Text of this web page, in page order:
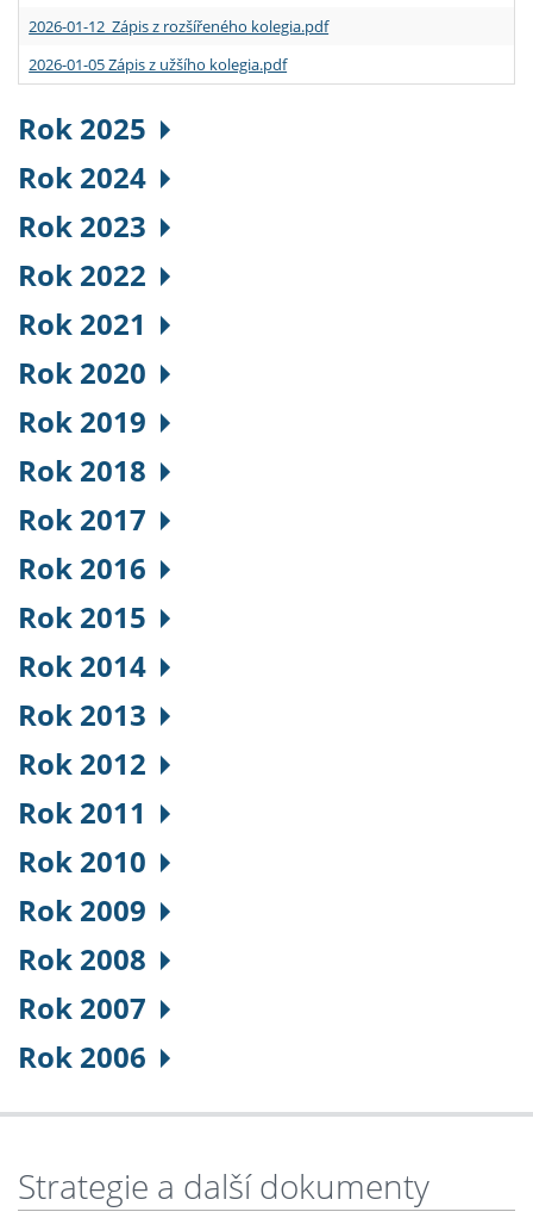
2026-01-12 Zápis z rozšířeného kolegia.pdf
2026-01-05 Zápis z užšího kolegia.pdf
Rok 2025
Rok 2024
Rok 2023
Rok 2022
Rok 2021
Rok 2020
Rok 2019
Rok 2018
Rok 2017
Rok 2016
Rok 2015
Rok 2014
Rok 2013
Rok 2012
Rok 2011
Rok 2010
Rok 2009
Rok 2008
Rok 2007
Rok 2006
Strategie a další dokumenty